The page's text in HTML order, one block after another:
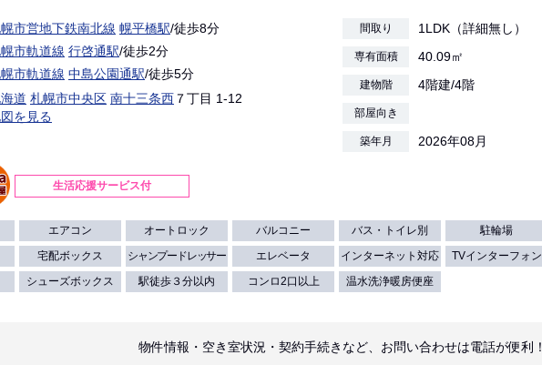
市営地下鉄南北線 幌平橋駅/徒歩8分
市軌道線 行啓通駅/徒歩2分
市軌道線 中島公園通駅/徒歩5分
道 札幌市中央区 南十三条西 ７丁目 1-12
を見る
間取り 1LDK（詳細無し）
専有面積 40.09㎡
建物階 4階建/4階
部屋向き
築年月 2026年08月
生活応援サービス付
エアコン オートロック バルコニー バス・トイレ別 駐輪場
宅配ボックス シャンプードレッサー エレベータ インターネット対応 TVインターフォン
シューズボックス 駅徒歩３分以内 コンロ2口以上 温水洗浄暖房便座
物件情報・空き室状況・契約手続きなど、お問い合わせは電話が便利！